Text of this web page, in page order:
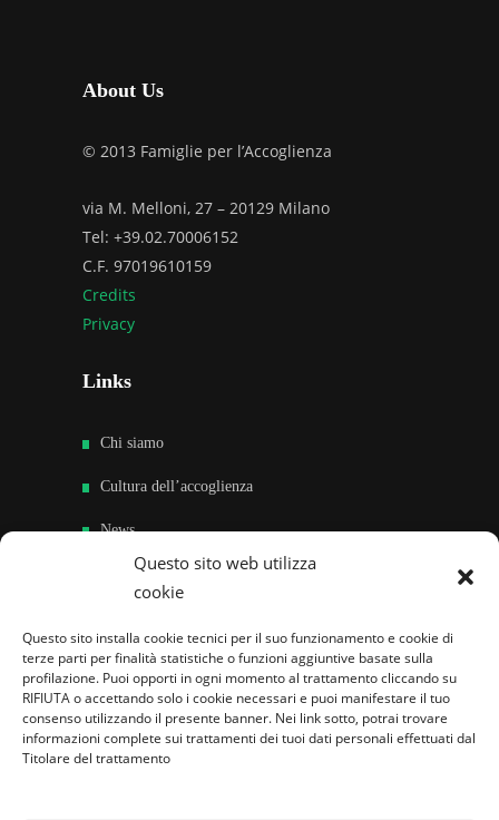
Questo sito web utilizza
cookie
Questo sito installa cookie tecnici per il suo funzionamento e cookie di
terze parti per finalità statistiche o funzioni aggiuntive basate sulla
profilazione. Puoi opporti in ogni momento al trattamento cliccando su
RIFIUTA o accettando solo i cookie necessari e puoi manifestare il tuo
consenso utilizzando il presente banner. Nei link sotto, potrai trovare
informazioni complete sui trattamenti dei tuoi dati personali effettuati dal
Titolare del trattamento
About Us
© 2013 Famiglie per l’Accoglienza
via M. Melloni, 27 – 20129 Milano
Tel: +39.02.70006152
C.F. 97019610159
Credits
Privacy
Links
Chi siamo
Cultura dell’accoglienza
News
Sedi e Contatti
Area riservata
Famiglie per l’accoglienza nel mondo